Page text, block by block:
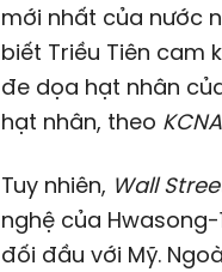
mới nhất của nước
biết Triều Tiên cam
đe dọa hạt nhân
hạt nhân, theo KCNA
Tuy nhiên, Wall
nghệ của
đối đầu với Mỹ.